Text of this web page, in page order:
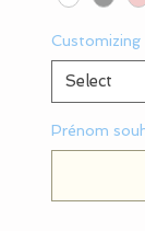
Customizing
Prénom